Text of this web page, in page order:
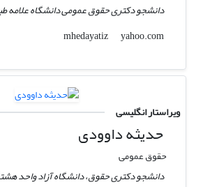
دانشجو دکتری حقوق عمومی دانشگاه علامه
mhedayatiz
yahoo.com
ویراستار انگلیسی
حدیثه داوودی
حقوق عمومی
دانشجو دکتری حقوق، دانشگاه آزاد واحد